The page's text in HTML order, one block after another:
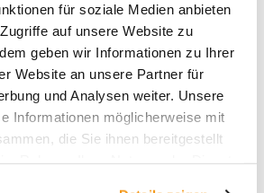
für soziale Medien anbieten
auf unsere Website zu
geben wir Informationen zu Ihrer
Website an unsere Partner für
und Analysen weiter. Unsere
Informationen möglicherweise mit
die Sie ihnen bereitgestellt